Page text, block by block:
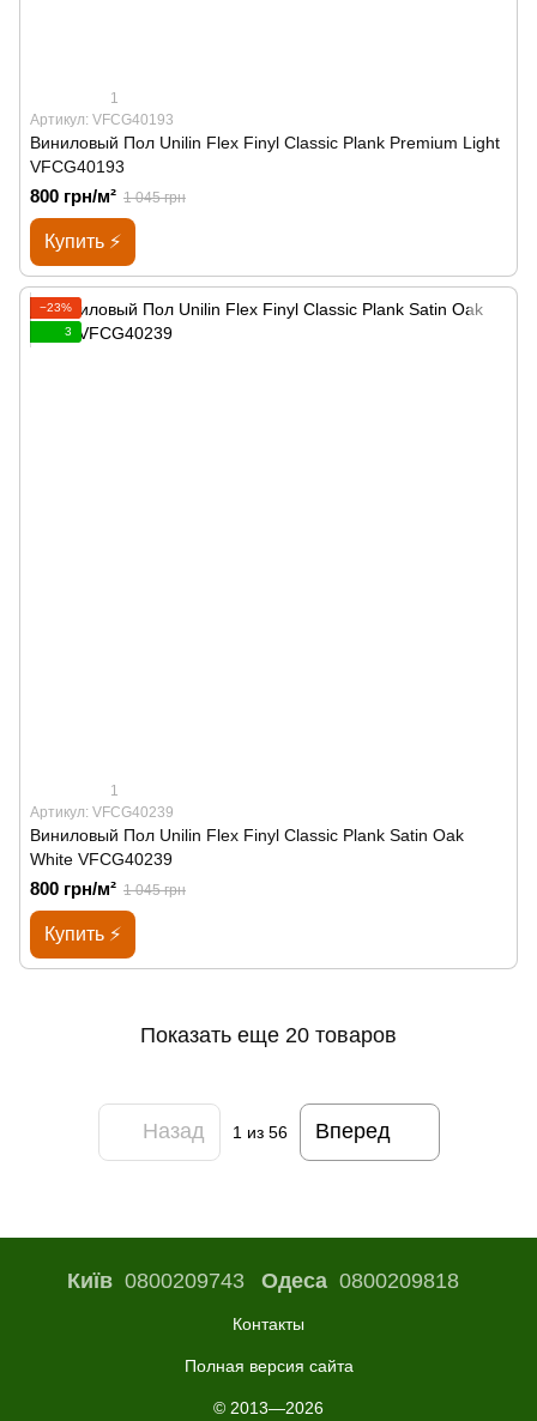
1
Артикул: VFCG40193
Виниловый Пол Unilin Flex Finyl Classic Plank Premium Light
VFCG40193
800 грн/м² 1 045 грн
Купить ⚡
−23%
3
1
Артикул: VFCG40239
Виниловый Пол Unilin Flex Finyl Classic Plank Satin Oak
White VFCG40239
800 грн/м² 1 045 грн
Купить ⚡
Показать еще 20 товаров
Назад 1 из 56 Вперед
Київ0800209743 Одеса0800209818
Контакты
Полная версия сайта
© 2013—2026